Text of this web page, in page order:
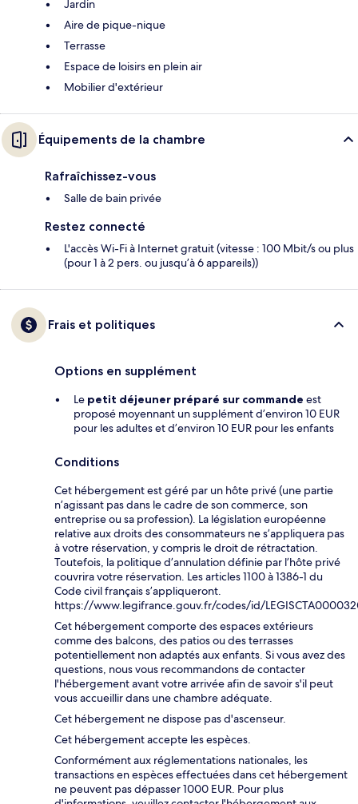
Jardin
Aire de pique-nique
Terrasse
Espace de loisirs en plein air
Mobilier d'extérieur
Équipements de la chambre
Rafraîchissez-vous
Salle de bain privée
Restez connecté
L'accès Wi-Fi à Internet gratuit (vitesse : 100 Mbit/s ou plus
(pour 1 à 2 pers. ou jusqu’à 6 appareils))
Frais et politiques
Options en supplément
Le petit déjeuner préparé sur commande est
proposé moyennant un supplément d’environ 10 EUR
pour les adultes et d’environ 10 EUR pour les enfants
Conditions
Cet hébergement est géré par un hôte privé (une partie
n’agissant pas dans le cadre de son commerce, son
entreprise ou sa profession). La législation européenne
relative aux droits des consommateurs ne s’appliquera pas
à votre réservation, y compris le droit de rétractation.
Toutefois, la politique d’annulation définie par l’hôte privé
couvrira votre réservation. Les articles 1100 à 1386-1 du
Code civil français s’appliqueront.
https://www.legifrance.gouv.fr/codes/id/
Cet hébergement comporte des espaces extérieurs
comme des balcons, des patios ou des terrasses
potentiellement non adaptés aux enfants. Si vous avez des
questions, nous vous recommandons de contacter
l'hébergement avant votre arrivée afin de savoir s'il peut
vous accueillir dans une chambre adéquate.
Cet hébergement ne dispose pas d'ascenseur.
Cet hébergement accepte les espèces.
Conformément aux réglementations nationales, les
transactions en espèces effectuées dans cet hébergement
ne peuvent pas dépasser 1000 EUR. Pour plus